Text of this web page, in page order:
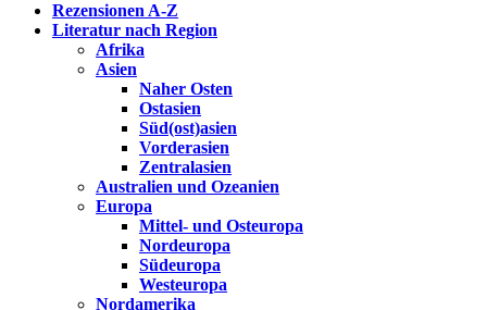
Rezensionen A-Z
Literatur nach Region
Afrika
Asien
Naher Osten
Ostasien
Süd(ost)asien
Vorderasien
Zentralasien
Australien und Ozeanien
Europa
Mittel- und Osteuropa
Nordeuropa
Südeuropa
Westeuropa
Nordamerika